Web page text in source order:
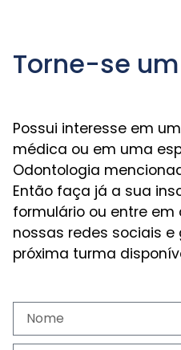
Torne-se
Possui interesse em
médica ou em uma
Odontologia
Então faça já a sua
formulário ou entre
nossas redes sociais
próxima turma